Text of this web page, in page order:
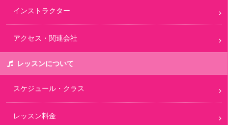
インストラクター
アクセス・関連会社
レッスンについて
スケジュール・クラス
レッスン料金